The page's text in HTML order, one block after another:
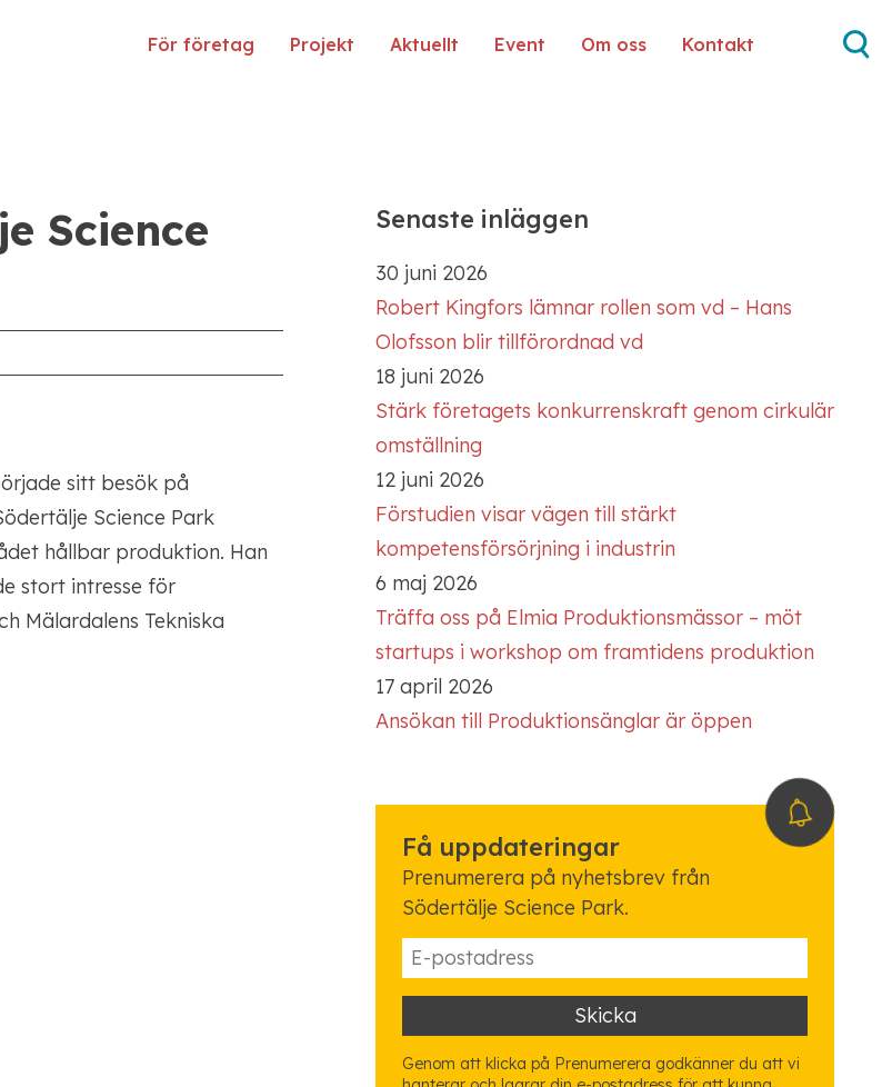
För företag Projekt Aktuellt Event Om oss Kontakt
Science
sitt besök på
Science Park
hållbar produktion. Han
stort intresse för
Mälardalens Tekniska
Senaste inläggen
30 juni 2026
Robert Kingfors lämnar rollen som vd – Hans
Olofsson blir tillförordnad vd
18 juni 2026
Stärk företagets konkurrenskraft genom cirkulär
omställning
12 juni 2026
Förstudien visar vägen till stärkt
kompetensförsörjning i industrin
6 maj 2026
Träffa oss på Elmia Produktionsmässor – möt
startups i workshop om framtidens produktion
17 april 2026
Ansökan till Produktionsänglar är öppen
Få uppdateringar
Prenumerera på nyhetsbrev från
Södertälje Science Park.
Genom att klicka på Prenumerera godkänner du att vi